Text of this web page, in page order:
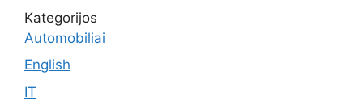
Kategorijos
Automobiliai
English
IT